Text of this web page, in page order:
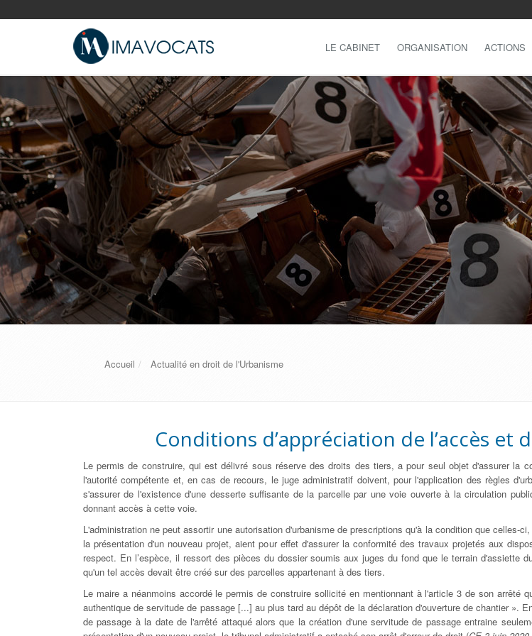
LE CABINET ORGANISATION ACTIONS
Accueil Actualité en droit de l'Urbanisme
Conditions d’appréciation de l’accès et
Le permis de construire, qui est délivré sous réserve des droits des tiers, a pour seul objet d'assurer la
l'autorité compétente et, en cas de recours, le juge administratif doivent, pour l'application des règles
s'assurer de l'existence d'une desserte suffisante de la parcelle par une voie ouverte à la circulation
donnant accès à cette voie.
L'administration ne peut assortir une autorisation d'urbanisme de prescriptions qu'à la condition que
la présentation d'un nouveau projet, aient pour effet d'assurer la conformité des travaux projetés aux
respect. En l’espèce, il ressort des pièces du dossier soumis aux juges du fond que le terrain d'assiette
qu'un tel accès devait être créé sur des parcelles appartenant à des tiers.
Le maire a néanmoins accordé le permis de construire sollicité en mentionnant à l'article 3 de son arrêté
authentique de servitude de passage [...] au plus tard au dépôt de la déclaration d'ouverture de chantier ».
de passage à la date de l'arrêté attaqué alors que la création d'une servitude de passage entraine